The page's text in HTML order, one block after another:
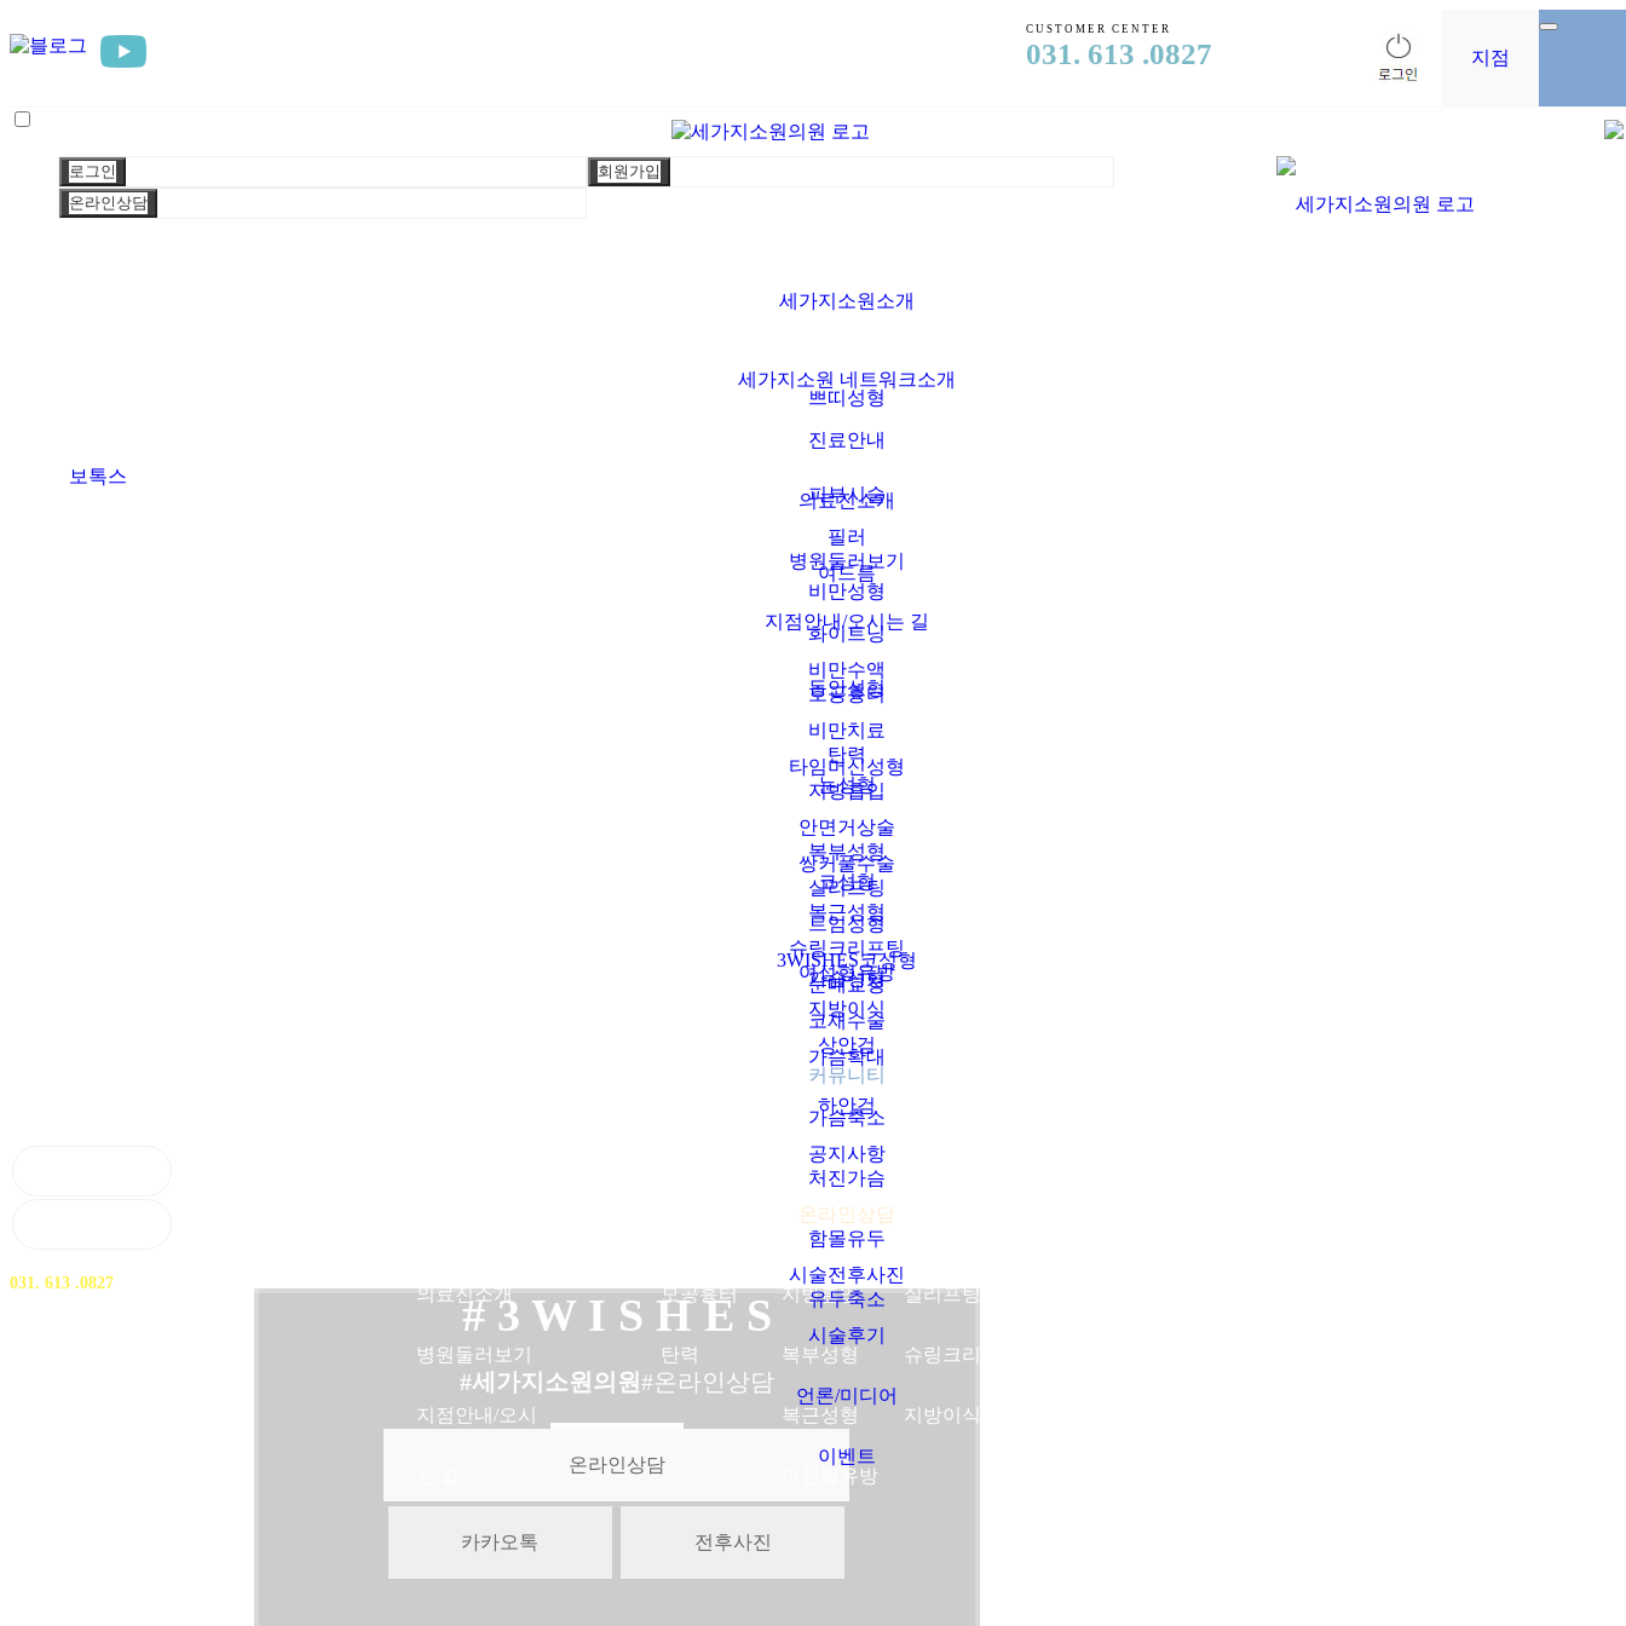
CUSTOMER CENTER
031. 613 .0827 지점
로그인
회원가입
온라인상담
세가지소원소개
세가지소원 네트워크소개
진료안내
의료진소개
병원둘러보기
지점안내/오시는 길
쁘띠성형
보톡스
필러
피부시술
여드름
화이트닝
모공흉터
탄력
비만성형
비만수액
비만치료
지방흡입
복부성형
복근성형
여성형유방
동안성형
타임머신성형
안면거상술
실리프팅
슈링크리프팅
지방이식
눈성형
쌍커풀수술
트임성형
눈매교정
상안검
하안검
코성형
3WISHES코성형
코재수술
가슴성형
가슴확대
가슴축소
처진가슴
함몰유두
유두축소
커뮤니티
공지사항
온라인상담
시술전후사진
시술후기
언론/미디어
이벤트
031. 613 .0827
의료진소개
병원둘러보기
지점안내/오시
모공흉터
탄력
비만수액
비만치료
지방흡입
복부성형
복근성형
여성형유방
실리프팅
슈링크리프팅
지방이식
# 3 W I S H E S
#세가지소원의원 #온라인상담
온라인상담
카카오톡 전후사진